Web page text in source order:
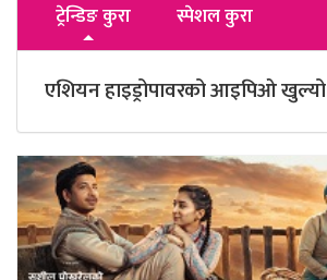
ट्रेन्डिङ कुरा स्पेशल कुरा
एशियन हाइड्रोपावरको आइपिओ खुल्यो